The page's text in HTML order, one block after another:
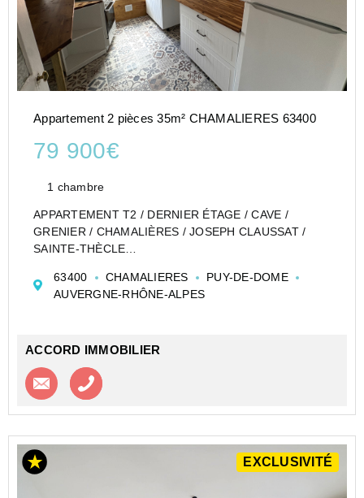
Appartement 2 pièces 35m² CHAMALIERES 63400
79 900€
1 chambre
APPARTEMENT T2 / DERNIER ÉTAGE / CAVE /
GRENIER / CHAMALIÈRES / JOSEPH CLAUSSAT /
SAINTE-THÈCLE
découvrir cet appartement T2 situé au 3? et dernier
étage sans ascenseur d'une petite copropriété
63400 CHAMALIERES
PUY-DE-DOME
AUVERGNE-RHÔNE-ALPES
ACCORD IMMOBILIER
Contacter l'agence
EXCLUSIVITÉ